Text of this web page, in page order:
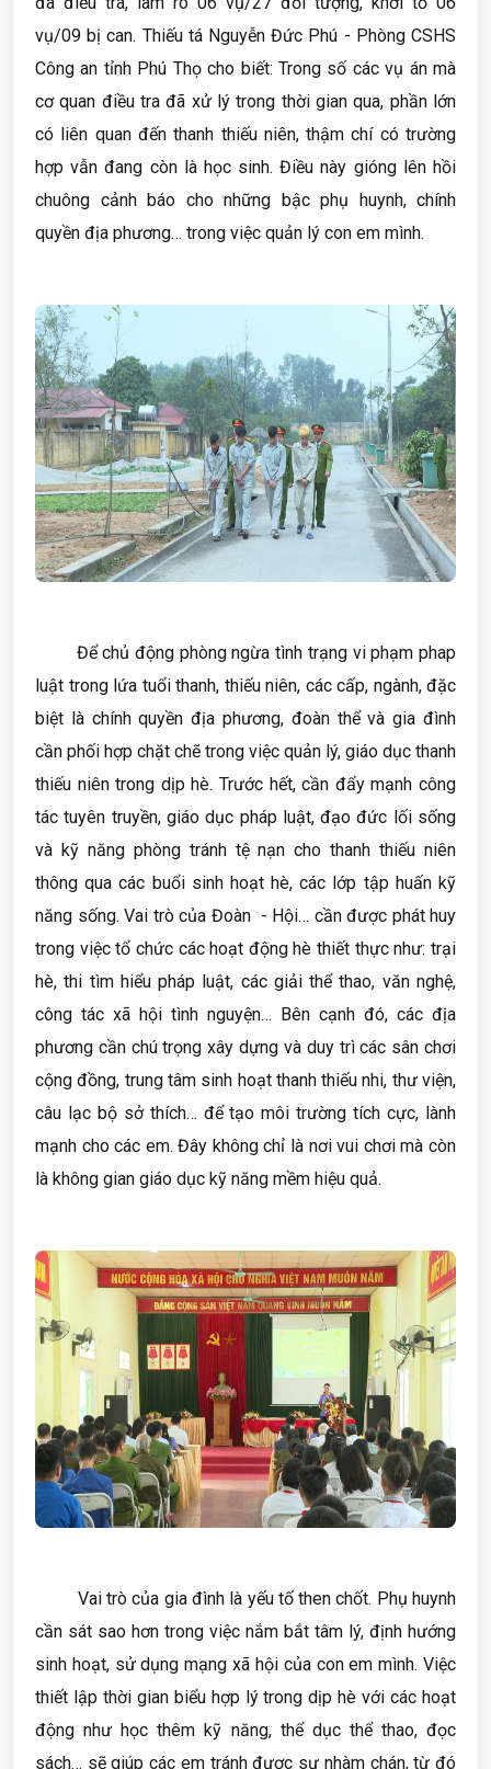
vụ/09 bị can. Thiếu tá Nguyễn Đức Phú - Phòng CSHS
Công an tỉnh Phú Thọ cho biết: Trong số các vụ án mà
cơ quan điều tra đã xử lý trong thời gian qua, phần lớn
có liên quan đến thanh thiếu niên, thậm chí có trường
hợp vẫn đang còn là học sinh. Điều này gióng lên hồi
chuông cảnh báo cho những bậc phụ huynh, chính
quyền địa phương… trong việc quản lý con em mình.
Để chủ động phòng ngừa tình trạng vi phạm phap
luật trong lứa tuổi thanh, thiếu niên, các cấp, ngành, đặc
biệt là chính quyền địa phương, đoàn thể và gia đình
cần phối hợp chặt chẽ trong việc quản lý, giáo dục thanh
thiếu niên trong dịp hè. Trước hết, cần đẩy mạnh công
tác tuyên truyền, giáo dục pháp luật, đạo đức lối sống
và kỹ năng phòng tránh tệ nạn cho thanh thiếu niên
thông qua các buổi sinh hoạt hè, các lớp tập huấn kỹ
năng sống. Vai trò của Đoàn - Hội… cần được phát huy
trong việc tổ chức các hoạt động hè thiết thực như: trại
hè, thi tìm hiểu pháp luật, các giải thể thao, văn nghệ,
công tác xã hội tình nguyện… Bên cạnh đó, các địa
phương cần chú trọng xây dựng và duy trì các sân chơi
cộng đồng, trung tâm sinh hoạt thanh thiếu nhi, thư viện,
câu lạc bộ sở thích… để tạo môi trường tích cực, lành
mạnh cho các em. Đây không chỉ là nơi vui chơi mà còn
là không gian giáo dục kỹ năng mềm hiệu quả.
Vai trò của gia đình là yếu tố then chốt. Phụ huynh
cần sát sao hơn trong việc nắm bắt tâm lý, định hướng
sinh hoạt, sử dụng mạng xã hội của con em mình. Việc
thiết lập thời gian biểu hợp lý trong dịp hè với các hoạt
động như học thêm kỹ năng, thể dục thể thao, đọc
sách… sẽ giúp các em tránh được sự nhàm chán, từ đó